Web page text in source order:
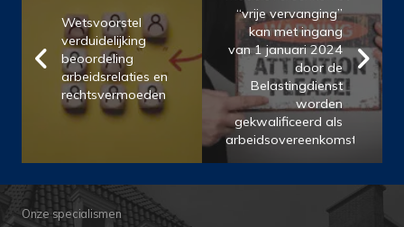
Wetsvoorstel
verduidelijking
beoordeling
arbeidsrelaties en
rechtsvermoeden
“vrije vervanging”
kan met ingang
van 1 januari 2024
door de
Belastingdienst
worden
gekwalificeerd als
arbeidsovereenkomst!
Onze specialismen